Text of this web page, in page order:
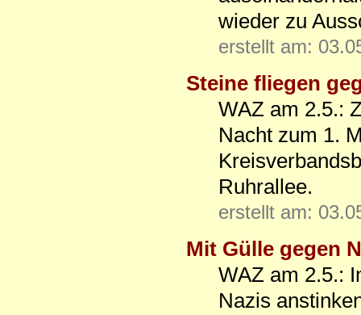
wieder zu
erstellt am:
Steine fliegen
WAZ am 2.5.:
Nacht zum 1.
Ruhrallee.
erstellt am:
Mit Gülle gegen
WAZ am 2.5.:
Nazis